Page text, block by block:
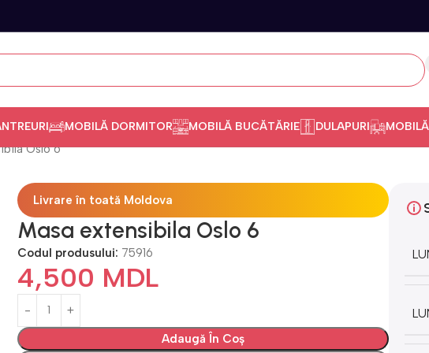
MOBILĂ DORMITOR MOBILĂ BUCĂTĂRIE DULAPURI
Oslo 6
Livrare în toată Moldova
Masa extensibila Oslo 6
Codul produsului: 75916
4,500 MDL
Adaugă În Coș